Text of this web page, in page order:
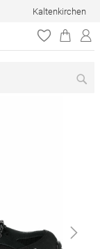
Kaltenkirchen